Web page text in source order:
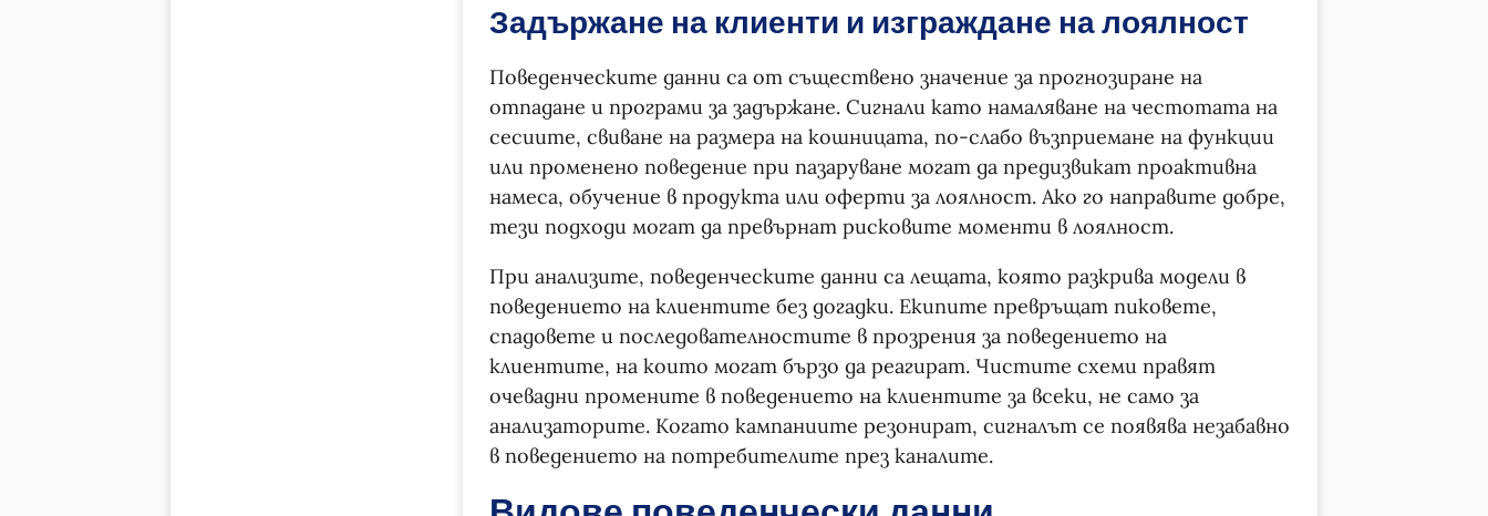
Задържане на клиенти и изграждане на лоялност
Поведенческите данни са от съществено значение за прогнозиране на
отпадане и програми за задържане. Сигнали като намаляване на честотата на
сесиите, свиване на размера на кошницата, по-слабо възприемане на функции
или променено поведение при пазаруване могат да предизвикат проактивна
намеса, обучение в продукта или оферти за лоялност. Ако го направите добре,
тези подходи могат да превърнат рисковите моменти в лоялност.
При анализите, поведенческите данни са лещата, която разкрива модели в
поведението на клиентите без догадки. Екипите превръщат пиковете,
спадовете и последователностите в прозрения за поведението на
клиентите, на които могат бързо да реагират. Чистите схеми правят
очевадни промените в поведението на клиентите за всеки, не само за
анализаторите. Когато кампаниите резонират, сигналът се появява незабавно
в поведението на потребителите през каналите.